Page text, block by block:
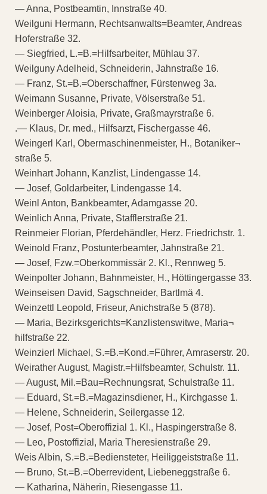
— Anna, Postbeamtin, Innstraße 40.
Weilguni Hermann, Rechtsanwalts=Beamter, Andreas
Hoferstraße 32.
— Siegfried, L.=B.=Hilfsarbeiter, Mühlau 37.
Weilguny Adelheid, Schneiderin, Jahnstraße 16.
— Franz, St.=B.=Oberschaffner, Fürstenweg 3a.
Weimann Susanne, Private, Völserstraße 51.
Weinberger Aloisia, Private, Graßmayrstraße 6.
.— Klaus, Dr. med., Hilfsarzt, Fischergasse 46.
Weingerl Karl, Obermaschinenmeister, H., Botaniker¬
straße 5.
Weinhart Johann, Kanzlist, Lindengasse 14.
— Josef, Goldarbeiter, Lindengasse 14.
Weinl Anton, Bankbeamter, Adamgasse 20.
Weinlich Anna, Private, Stafflerstraße 21.
Reinmeier Florian, Pferdehändler, Herz. Friedrichstr. 1.
Weinold Franz, Postunterbeamter, Jahnstraße 21.
— Josef, Fzw.=Oberkommissär 2. Kl., Rennweg 5.
Weinpolter Johann, Bahnmeister, H., Höttingergasse 33.
Weinseisen David, Sagschneider, Bartlmä 4.
Weinzettl Leopold, Friseur, Anichstraße 5 (878).
— Maria, Bezirksgerichts=Kanzlistenswitwe, Maria¬
hilfstraße 22.
Weinzierl Michael, S.=B.=Kond.=Führer, Amraserstr. 20.
Weirather August, Magistr.=Hilfsbeamter, Schulstr. 11.
— August, Mil.=Bau=Rechnungsrat, Schulstraße 11.
— Eduard, St.=B.=Magazinsdiener, H., Kirchgasse 1.
— Helene, Schneiderin, Seilergasse 12.
— Josef, Post=Oberoffizial 1. Kl., Haspingerstraße 8.
— Leo, Postoffizial, Maria Theresienstraße 29.
Weis Albin, S.=B.=Bediensteter, Heiliggeiststraße 11.
— Bruno, St.=B.=Oberrevident, Liebeneggstraße 6.
— Katharina, Näherin, Riesengasse 11.